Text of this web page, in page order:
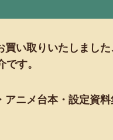
い取りいたしまし
す。
ニメ台本・設定資